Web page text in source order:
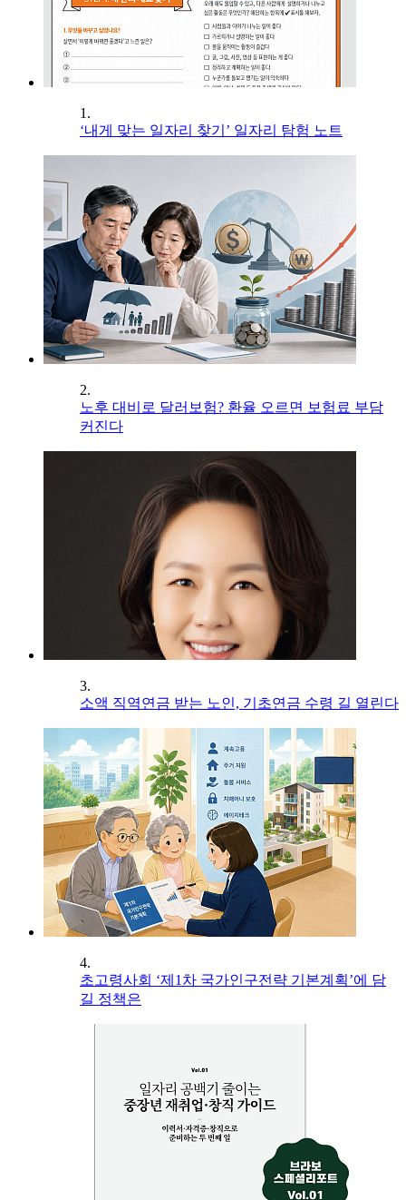
1.
‘내게 맞는 일자리 찾기’ 일자리 탐험 노트
2.
노후 대비로 달러보험? 환율 오르면 보험료 부담
커진다
3.
소액 직역연금 받는 노인, 기초연금 수령 길 열린다
4.
초고령사회 ‘제1차 국가인구전략 기본계획’에 담
길 정책은